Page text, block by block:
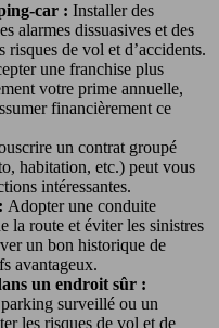
car : Installer des
alarmes dissuasives et des
de vol et d’accidents.
une franchise plus
votre prime annuelle,
financièrement ce
un contrat groupé
habitation, etc.) peut vous
intéressantes.
Adopter une conduite
la route et éviter les sinistres
un bon historique de
avantageux.
un endroit sûr :
surveillé ou un
les risques de vol et de